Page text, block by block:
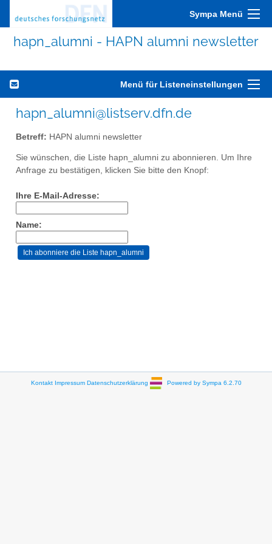
Sympa Menü
hapn_alumni - HAPN alumni newsletter
Menü für Listeneinstellungen
hapn_alumni@listserv.dfn.de
Betreff: HAPN alumni newsletter
Sie wünschen, die Liste hapn_alumni zu abonnieren. Um Ihre
Anfrage zu bestätigen, klicken Sie bitte den Knopf:
Ihre E-Mail-Adresse:
Name:
Kontakt Impressum Datenschutzerklärung Powered by Sympa 6.2.70